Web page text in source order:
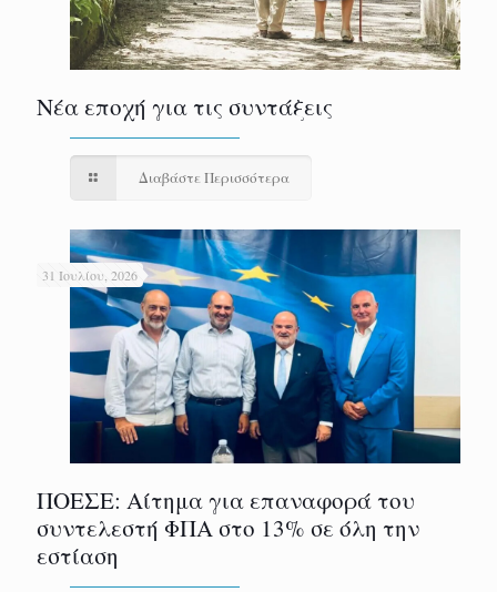
Νέα εποχή για τις συντάξεις
Διαβάστε Περισσότερα
31 Ιουλίου, 2026
ΠΟΕΣΕ: Αίτημα για επαναφορά του
συντελεστή ΦΠΑ στο 13% σε όλη την
εστίαση